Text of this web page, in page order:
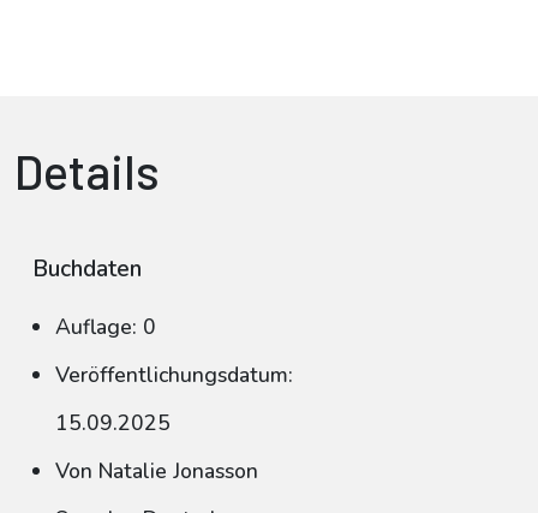
Details
Buchdaten
Auflage: 0
Veröffentlichungsdatum:
15.09.2025
Von Natalie Jonasson